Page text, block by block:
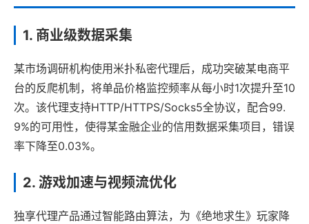
1. 商业级数据采集
某市场调研机构使用米扑私密代理后，成功突破某电商平
台的反爬机制，将单品价格监控频率从每小时1次提升至10
次。该代理支持HTTP/HTTPS/Socks5全协议，配合99.
9%的可用性，使得某金融企业的信用数据采集项目，错误
率下降至0.03%。
2. 游戏加速与视频流优化
独享代理产品通过智能路由算法，为《绝地求生》玩家降